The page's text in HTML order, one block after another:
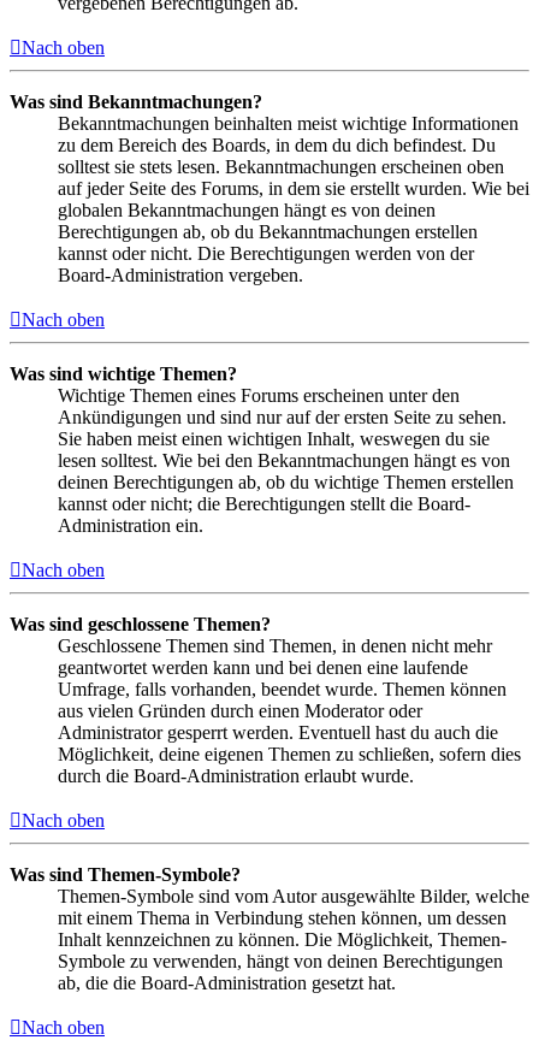
Nach oben
Was sind Bekanntmachungen?
Bekanntmachungen beinhalten meist wichtige Informationen
zu dem Bereich des Boards, in dem du dich befindest. Du
solltest sie stets lesen. Bekanntmachungen erscheinen oben
auf jeder Seite des Forums, in dem sie erstellt wurden. Wie bei
globalen Bekanntmachungen hängt es von deinen
Berechtigungen ab, ob du Bekanntmachungen erstellen
kannst oder nicht. Die Berechtigungen werden von der
Board-Administration vergeben.
Nach oben
Was sind wichtige Themen?
Wichtige Themen eines Forums erscheinen unter den
Ankündigungen und sind nur auf der ersten Seite zu sehen.
Sie haben meist einen wichtigen Inhalt, weswegen du sie
lesen solltest. Wie bei den Bekanntmachungen hängt es von
deinen Berechtigungen ab, ob du wichtige Themen erstellen
kannst oder nicht; die Berechtigungen stellt die Board-
Administration ein.
Nach oben
Was sind geschlossene Themen?
Geschlossene Themen sind Themen, in denen nicht mehr
geantwortet werden kann und bei denen eine laufende
Umfrage, falls vorhanden, beendet wurde. Themen können
aus vielen Gründen durch einen Moderator oder
Administrator gesperrt werden. Eventuell hast du auch die
Möglichkeit, deine eigenen Themen zu schließen, sofern dies
durch die Board-Administration erlaubt wurde.
Nach oben
Was sind Themen-Symbole?
Themen-Symbole sind vom Autor ausgewählte Bilder, welche
mit einem Thema in Verbindung stehen können, um dessen
Inhalt kennzeichnen zu können. Die Möglichkeit, Themen-
Symbole zu verwenden, hängt von deinen Berechtigungen
ab, die die Board-Administration gesetzt hat.
Nach oben